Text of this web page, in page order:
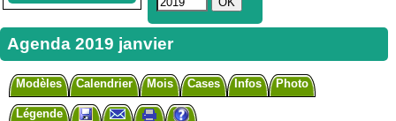
Agenda 2019 janvier
Modèles Calendrier Mois Cases Infos Photo
Légende